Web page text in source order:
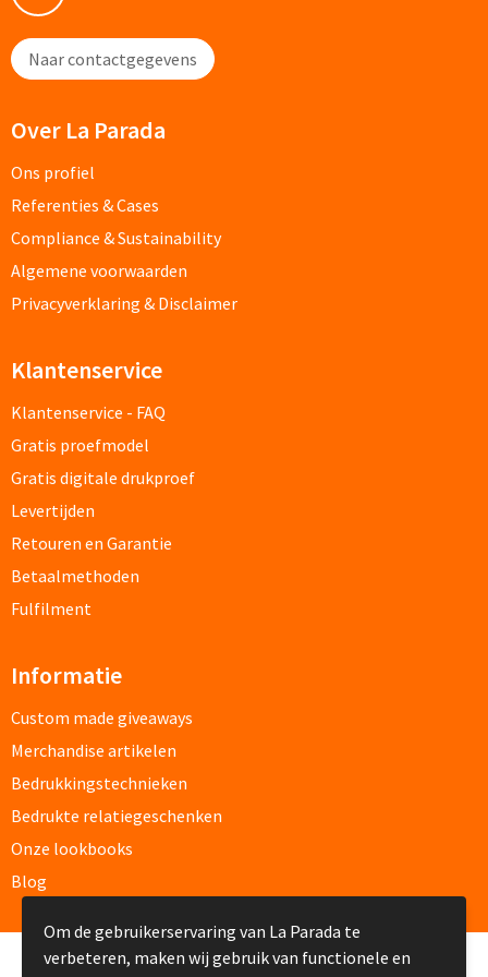
Opvouwbare paraplu's bedrukken
Poncho's & Regenjassen
Regenjassen bedrukken
Custom made
Custom made paraplu's
Custom made poncho's
Kleding, Caps & Mutsen
Shirts & Hoodies
Polo shirts bedrukken
Alle textiel artikelen
Bodywarmers bedrukken
Naar contactgegevens
Over La Parada
Ons profiel
Referenties & Cases
Compliance & Sustainability
Algemene voorwaarden
Privacyverklaring & Disclaimer
Klantenservice
Klantenservice - FAQ
Gratis proefmodel
Gratis digitale drukproef
Levertijden
Retouren en Garantie
Betaalmethoden
Fulfilment
Informatie
Custom made giveaways
Merchandise artikelen
Bedrukkingstechnieken
Bedrukte relatiegeschenken
Onze lookbooks
Blog
© Copyright La Parada 2008-2026
Om de gebruikerservaring van La Parada te
verbeteren, maken wij gebruik van functionele en